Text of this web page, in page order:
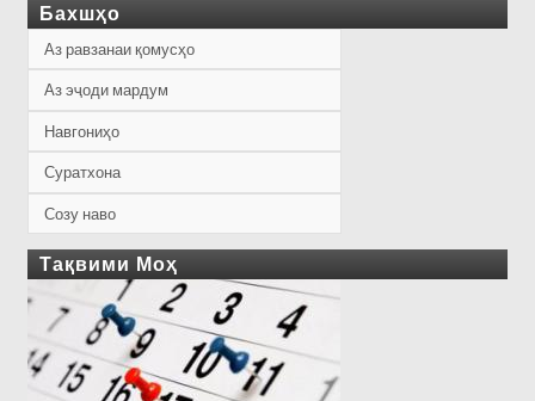
Бахшҳо
Аз равзанаи қомусҳо
Аз эҷоди мардум
Навгониҳо
Суратхона
Созу наво
Тақвими Моҳ